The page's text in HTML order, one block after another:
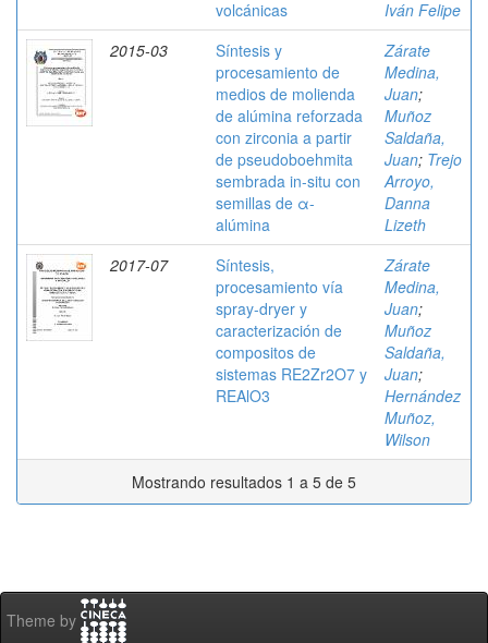
volcánicas
Iván Felipe
2015-03
Síntesis y
procesamiento de
medios de molienda
de alúmina reforzada
con zirconia a partir
de pseudoboehmita
sembrada in-situ con
semillas de α-
alúmina
Zárate
Medina,
Juan;
Muñoz
Saldaña,
Juan; Trejo
Arroyo,
Danna
Lizeth
2017-07
Síntesis,
procesamiento vía
spray-dryer y
caracterización de
compositos de
sistemas RE2Zr2O7 y
REAlO3
Zárate
Medina,
Juan;
Muñoz
Saldaña,
Juan;
Hernández
Muñoz,
Wilson
Mostrando resultados 1 a 5 de 5
Theme by